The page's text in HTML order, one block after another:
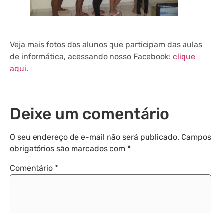
Veja mais fotos dos alunos que participam das aulas
de informática, acessando nosso Facebook: clique
aqui.
Deixe um comentário
O seu endereço de e-mail não será publicado. Campos
obrigatórios são marcados com *
Comentário *